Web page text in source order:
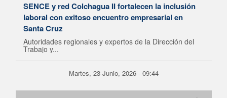
SENCE y red Colchagua II fortalecen la inclusión
laboral con exitoso encuentro empresarial en
Santa Cruz
Autoridades regionales y expertos de la Dirección del
Trabajo y...
Martes, 23 Junio, 2026 - 09:44